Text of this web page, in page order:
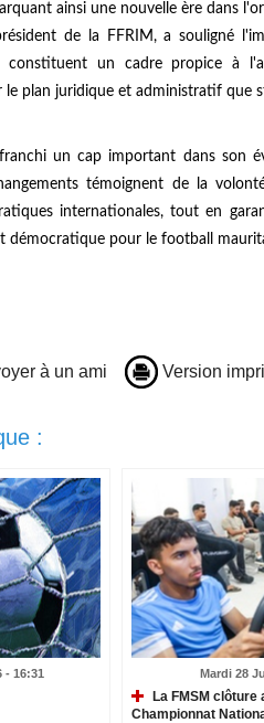
ainsi une nouvelle ère dans
de la FFRIM, a souligné
constituent un cadre propice à
plan juridique et administratif que
un cap important dans son
témoignent de la
internationales, tout en
démocratique pour le football
à un ami Version
:
- 16:31 Mardi 28
La FMSM
Championnat